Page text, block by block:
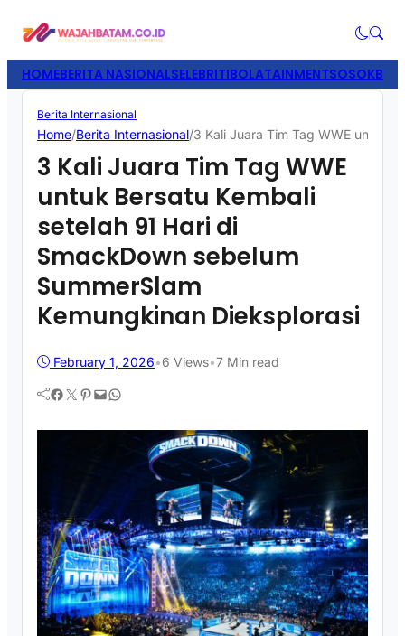
HOMEBERITA NASIONALSELEBRITIBOLATAINMENTSOSOK
Berita Internasional
Home/Berita Internasional/3 Kali Juara Tim Tag WWE untuk
3 Kali Juara Tim Tag WWE
untuk Bersatu Kembali
setelah 91 Hari di
SmackDown sebelum
SummerSlam
Kemungkinan Dieksplorasi
February 1, 2026•6 Views•7 Min read
Facebook Twitter Pinterest Mail WhatsApp